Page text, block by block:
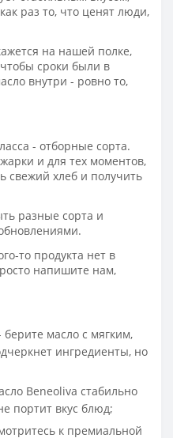
раз то, что ценят люди,
на нашей полке,
сроки были в
внутри - ровно то,
- отборные сорта.
и для тех моментов,
свежий хлеб и получить
разные сорта и
то продукта нет в
напишите нам,
берите масло с мягким,
ингредиенты, но
Beneoliva стабильно
портит вкус блюд;
к премиальной